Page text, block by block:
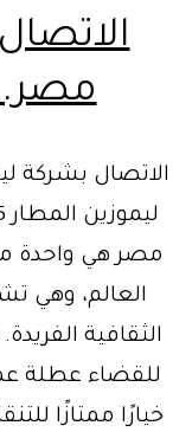
مصر..
الاتصال بشركة
مصر هي واحدة
العالم، وهي
الثقافية
للقضاء عطلة
خيارًا ممتازًا